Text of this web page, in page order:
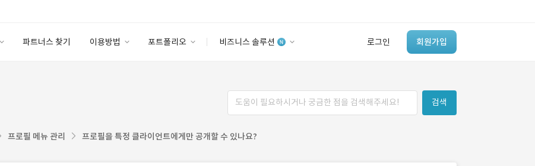
파트너스 찾기 이용방법 포트폴리오 비즈니스 솔루션 로그인 회원가입
안심 코드 케어
솔루션 마켓
유사사례 검색 AI
‘이런 거’ 만들어본
검색
프로필 메뉴 관리 프로필을 특정 클라이언트에게만 공개할 수 있나요?